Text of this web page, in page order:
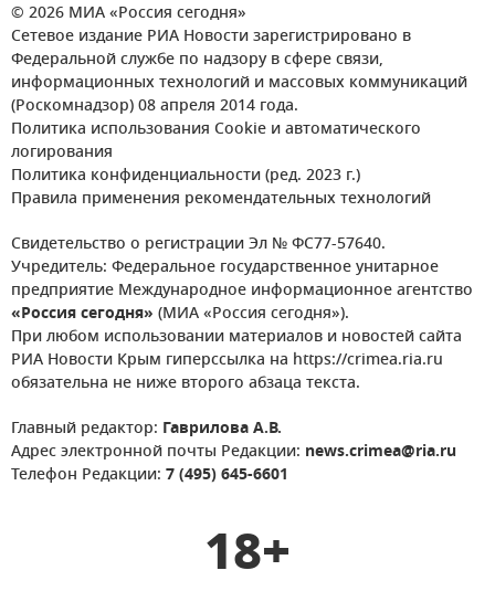
© 2026 МИА «Россия сегодня»
Сетевое издание РИА Новости зарегистрировано в
Федеральной службе по надзору в сфере связи,
информационных технологий и массовых коммуникаций
(Роскомнадзор) 08 апреля 2014 года.
Политика использования Cookie и автоматического
логирования
Политика конфиденциальности (ред. 2023 г.)
Правила применения рекомендательных технологий
Свидетельство о регистрации Эл № ФС77-57640.
Учредитель: Федеральное государственное унитарное
предприятие Международное информационное агентство
«Россия сегодня» (МИА «Россия сегодня»).
При любом использовании материалов и новостей сайта
РИА Новости Крым гиперссылка на https://crimea.ria.ru
обязательна не ниже второго абзаца текста.
Главный редактор: Гаврилова А.В.
Адрес электронной почты Редакции: news.crimea@ria.ru
Телефон Редакции: 7 (495) 645-6601
18+